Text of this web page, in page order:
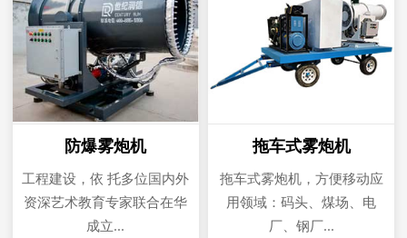
防爆雾炮机
工程建设，依 托多位国内外
资深艺术教育专家联合在华
成立...
拖车式雾炮机
拖车式雾炮机，方便移动应
用领域：码头、煤场、电
厂、钢厂...